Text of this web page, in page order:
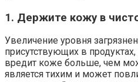
1. Держите кожу в
Увеличение уровня
присутствующих в
вредит коже больше, чем
является тихим и может